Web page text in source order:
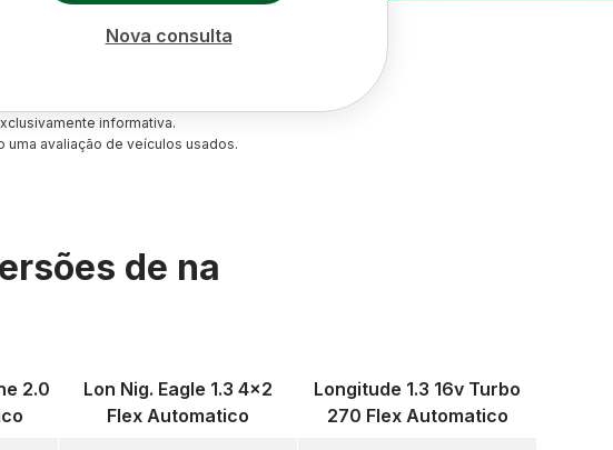
Nova consulta
informativa.
avaliação de veículos usados.
de na
2.0
Lon Nig. Eagle 1.3 4x2
Flex Automatico
Longitude 1.3 16v Turbo
270 Flex Automatico